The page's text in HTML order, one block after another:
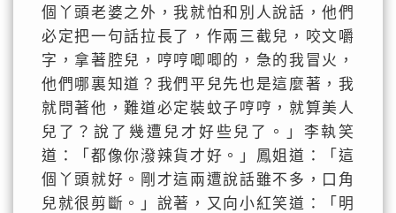
個丫頭老婆之外，我就怕和別人說話，他們
必定把一句話拉長了，作兩三截兒，咬文嚼
字，拿著腔兒，哼哼唧唧的，急的我冒火，
他們哪裏知道？我們平兒先也是這麼著，我
就問著他，難道必定裝蚊子哼哼，就算美人
兒了？說了幾遭兒才好些兒了。」李執笑
道：「都像你潑辣貨才好。」鳳姐道：「這
個丫頭就好。剛才這兩遭說話雖不多，口角
兒就很剪斷。」說著，又向小紅笑道：「明